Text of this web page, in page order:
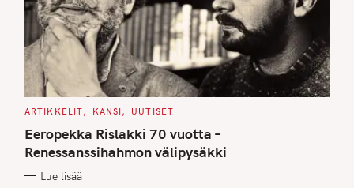
C
T
E
G
O
I
ARTIKKELIT KANSI UUTISET
Eeropekka Rislakki 70 vuotta –
Renessanssihahmon välipysäkki
Lue lisää